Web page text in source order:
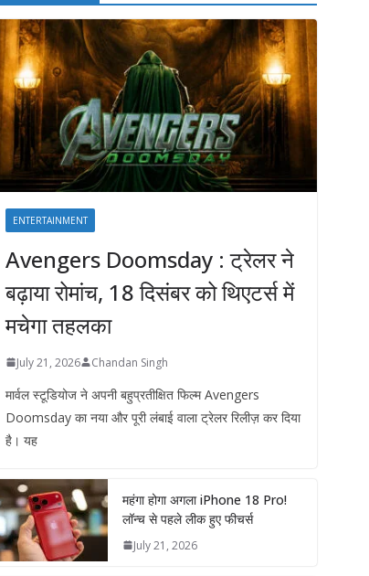
ENTERTAINMENT
Avengers Doomsday : ट्रेलर ने
बढ़ाया रोमांच, 18 दिसंबर को थिएटर्स में
मचेगा तहलका
July 21, 2026 Chandan Singh
मार्वल स्टूडियोज ने अपनी बहुप्रतीक्षित फिल्म Avengers
Doomsday का नया और पूरी लंबाई वाला ट्रेलर रिलीज़ कर दिया
है। यह
महंगा होगा अगला iPhone 18 Pro!
लॉन्च से पहले लीक हुए फीचर्स
July 21, 2026